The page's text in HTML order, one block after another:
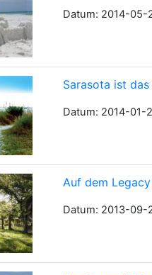
Datum: 2014-05-
Sarasota ist
Datum: 2014-01-
Auf dem
Datum: 2013-09-